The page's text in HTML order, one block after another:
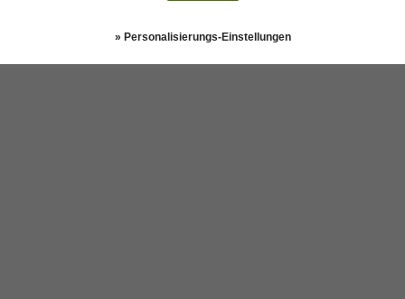
» Personalisierungs-Einstellungen